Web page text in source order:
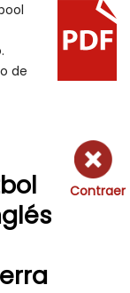
de
Contraer